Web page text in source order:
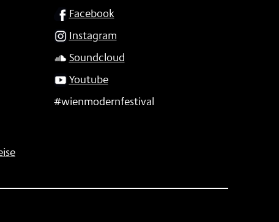
SOCIAL
Facebook
Instagram
Soundcloud
Youtube
#wienmodernfestival